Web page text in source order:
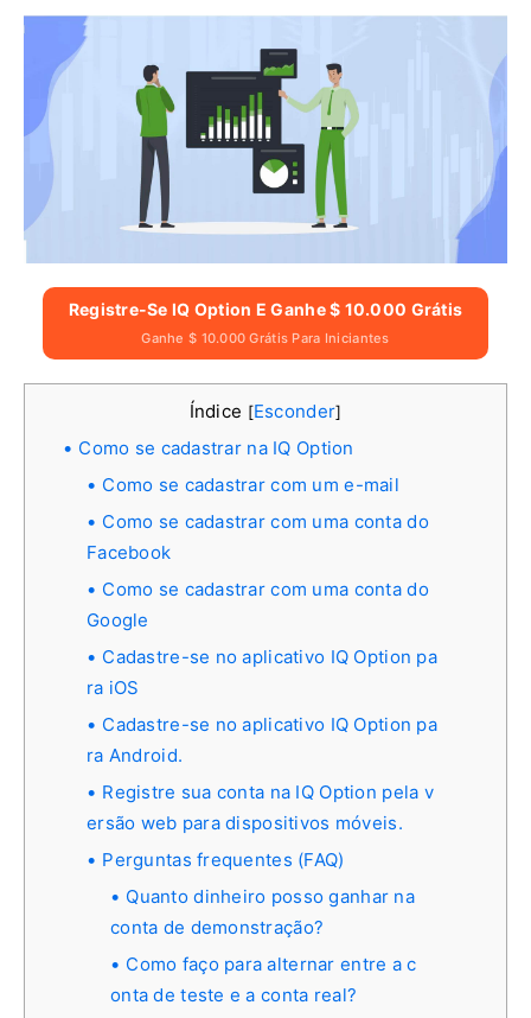
Registre-Se IQ Option E Ganhe $ 10.000 Grátis
Ganhe $ 10.000 Grátis Para Iniciantes
Índice [Esconder]
Como se cadastrar na IQ Option
Como se cadastrar com um e-mail
Como se cadastrar com uma conta do
Facebook
Como se cadastrar com uma conta do
Google
Cadastre-se no aplicativo IQ Option pa
ra iOS
Cadastre-se no aplicativo IQ Option pa
ra Android.
Registre sua conta na IQ Option pela v
ersão web para dispositivos móveis.
Perguntas frequentes (FAQ)
Quanto dinheiro posso ganhar na
conta de demonstração?
Como faço para alternar entre a c
onta de teste e a conta real?